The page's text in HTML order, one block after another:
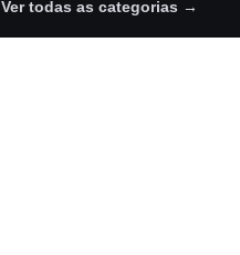
Ver todas as categorias →